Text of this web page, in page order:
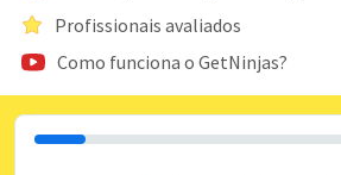
Profissionais avaliados
Como funciona o GetNinjas?